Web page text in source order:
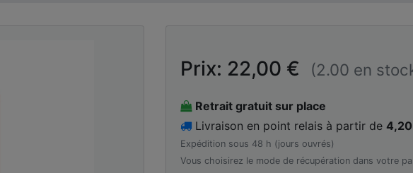
Prix: 22,00 € (2.00 en
Retrait gratuit sur place
Livraison en point relais à partir de
Expédition sous 48 h (jours ouvrés)
Vous choisirez le mode de récupération dans votre